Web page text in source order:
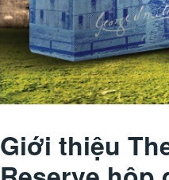
Giới thiệu